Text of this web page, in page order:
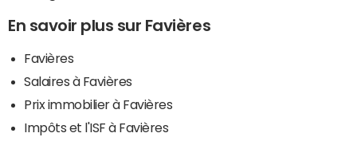
En savoir plus sur Favières
Favières
Salaires à Favières
Prix immobilier à Favières
Impôts et l'ISF à Favières